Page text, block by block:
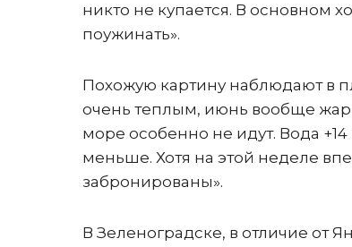
никто не купается. В основном
поужинать».
Похожую картину наблюдают в
очень теплым, июнь вообще
море особенно не идут. Вода
меньше. Хотя на этой неделе
забронированы».
В Зеленоградске, в отличие от